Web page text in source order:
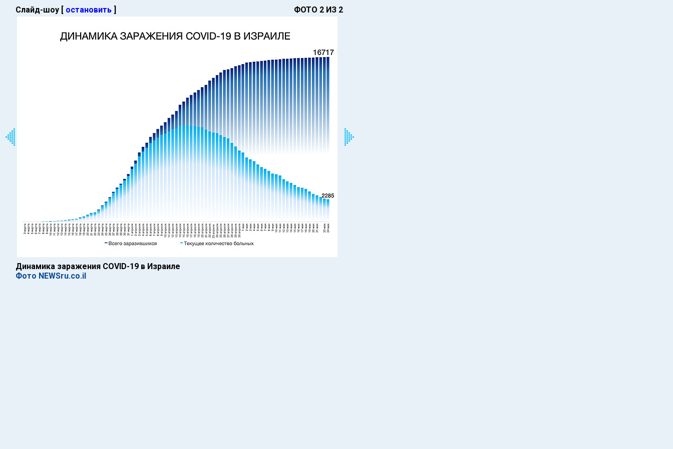
Слайд-шоу [ остановить ] ФОТО 2 ИЗ 2
Динамика заражения COVID-19 в Израиле
Фото NEWSru.co.il